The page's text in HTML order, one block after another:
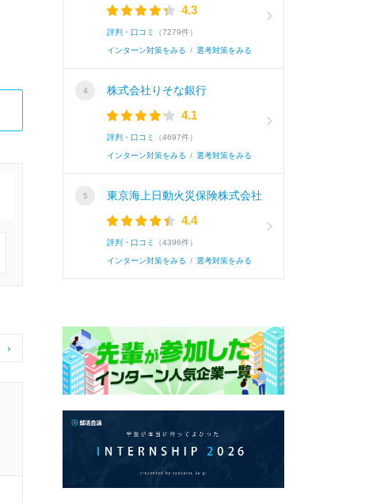
›
4.3
評判・口コミ （7279件）
インターン対策をみる / 選考対策をみる
株式会社りそな銀行
4.1
評判・口コミ （4697件）
インターン対策をみる / 選考対策をみる
東京海上日動火災保険株式会社
4.4
評判・口コミ （4396件）
インターン対策をみる / 選考対策をみる